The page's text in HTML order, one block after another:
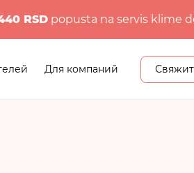
RSDpopusta na servis klime
Для компаний